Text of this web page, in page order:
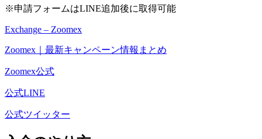
※申請フォームはLINE追加後に取得可能
Exchange – Zoomex
Zoomex｜最新キャンペーン情報まとめ
Zoomex公式
公式LINE
公式ツイッター